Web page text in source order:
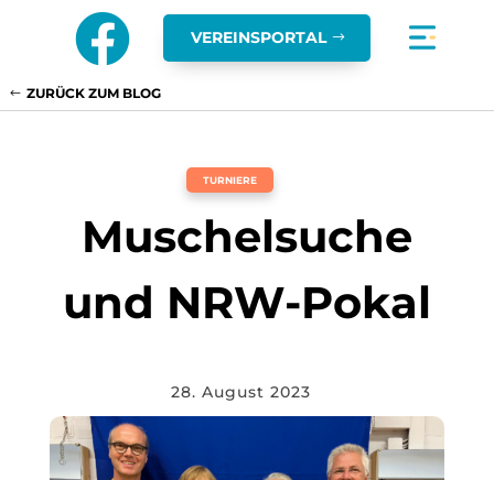
 VEREINSPORTAL
ZURÜCK ZUM BLOG
TURNIERE
Muschelsuche
und NRW-Pokal
28. August 2023